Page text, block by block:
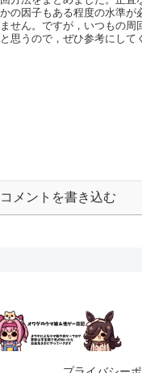
の因子もある程度の水準が
せん。ですが，いつもの周
思うので，ぜひ参考にして
コメントを書き込む